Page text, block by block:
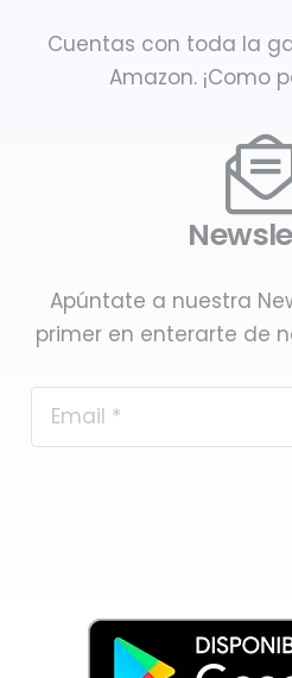
Cuentas con toda la
Amazon. ¡Como
Apúntate a nuestra
primer en enterarte de